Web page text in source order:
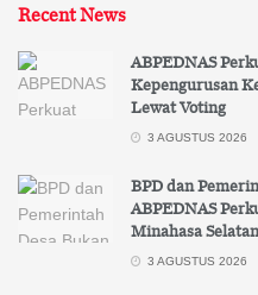
Recent News
ABPEDNAS
Kepengurusan
Lewat Voting
3 AGUSTUS 2026
BPD dan
ABPEDNAS
Minahasa Selatan
3 AGUSTUS 2026